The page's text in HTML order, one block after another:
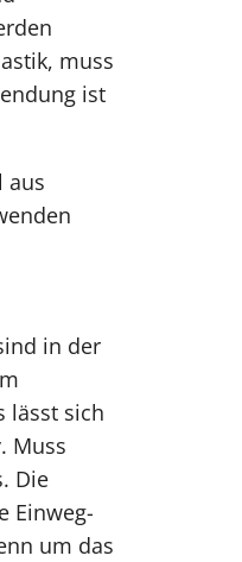
muss
ist
aus
in der
lässt sich
Muss
Die
Einweg-
um das